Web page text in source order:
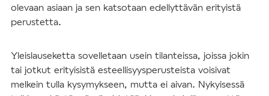
olevaan asiaan ja sen katsotaan edellyttävän erityistä
perustetta.
Yleislauseketta sovelletaan usein tilanteissa, joissa jokin
tai jotkut erityisistä esteellisyysperusteista voisivat
melkein tulla kysymykseen, mutta ei aivan. Nykyisessä